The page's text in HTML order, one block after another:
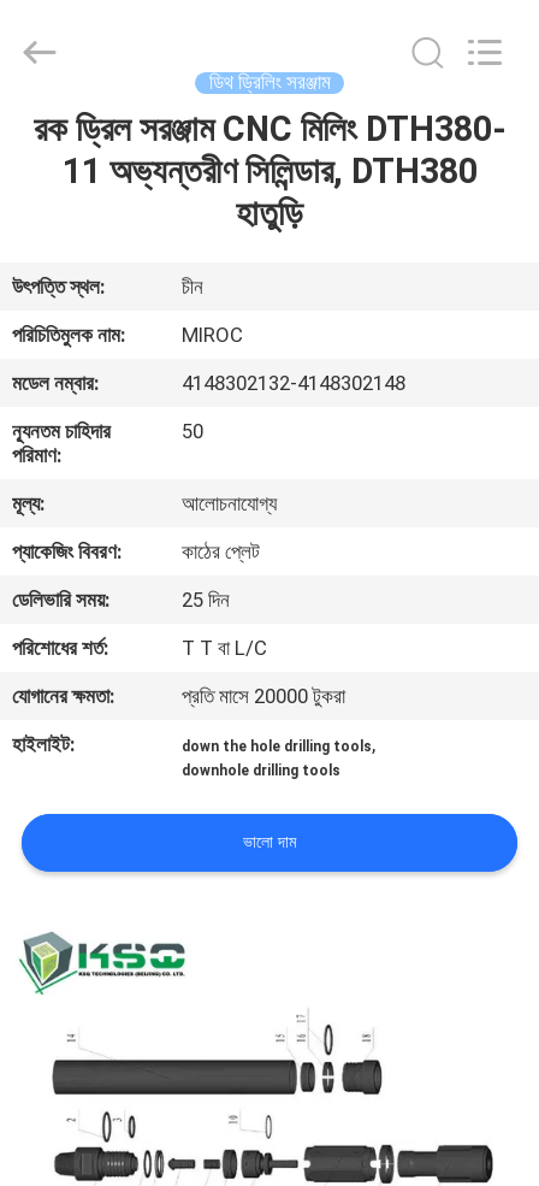
বাড়ি
আমাদের
সম্পর্কে
কারখানা
ভ্রমণ
মান
নিয়ন্ত্রণ
যোগাযোগ
করুন
উদ্ধৃতির
জন্য
আবেদন
সাইট
ম্যাপ
PRIVACY
POLICY
ডিথ ড্রিলিং সরঞ্জাম
রক ড্রিল সরঞ্জাম CNC মিলিং DTH380-
11 অভ্যন্তরীণ সিলিন্ডার, DTH380
হাতুড়ি
উৎপত্তি স্থল:
চীন
পরিচিতিমুলক নাম:
MIROC
মডেল নম্বার:
4148302132-4148302148
ন্যূনতম চাহিদার
পরিমাণ:
50
মূল্য:
আলোচনাযোগ্য
প্যাকেজিং বিবরণ:
কাঠের প্লেট
ডেলিভারি সময়:
25 দিন
পরিশোধের শর্ত:
T T বা L/C
যোগানের ক্ষমতা:
প্রতি মাসে 20000 টুকরা
হাইলাইট:
down the hole drilling tools,
downhole drilling tools
ভালো দাম